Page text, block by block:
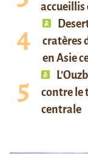
accueillis
cratères
en Asie
contre le
centrale